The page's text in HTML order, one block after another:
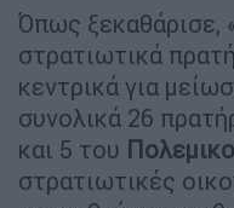
Όπως ξεκαθάρισε,
στρατιωτικά
κεντρικά για
συνολικά 26
και 5 του
στρατιωτικές